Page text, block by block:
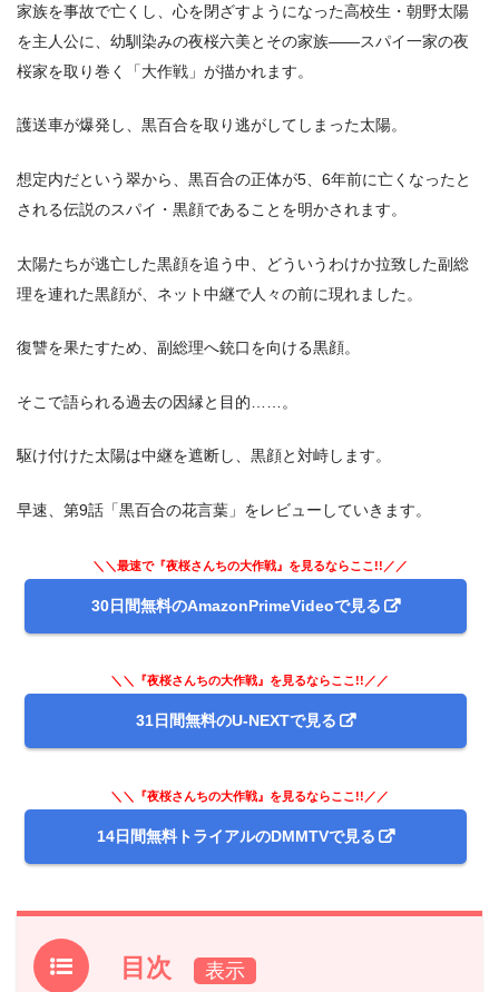
家族を事故で亡くし、心を閉ざすようになった高校生・朝野太陽
を主人公に、幼馴染みの夜桜六美とその家族――スパイ一家の夜
桜家を取り巻く「大作戦」が描かれます。
護送車が爆発し、黒百合を取り逃がしてしまった太陽。
想定内だという翠から、黒百合の正体が5、6年前に亡くなったと
される伝説のスパイ・黒顔であることを明かされます。
太陽たちが逃亡した黒顔を追う中、どういうわけか拉致した副総
理を連れた黒顔が、ネット中継で人々の前に現れました。
復讐を果たすため、副総理へ銃口を向ける黒顔。
そこで語られる過去の因縁と目的……。
駆け付けた太陽は中継を遮断し、黒顔と対峙します。
早速、第9話「黒百合の花言葉」をレビューしていきます。
＼＼最速で『夜桜さんちの大作戦』を見るならここ!!／／
30日間無料のAmazonPrimeVideoで見る
＼＼『夜桜さんちの大作戦』を見るならここ!!／／
31日間無料のU-NEXTで見る
＼＼『夜桜さんちの大作戦』を見るならここ!!／／
14日間無料トライアルのDMMTVで見る
目次